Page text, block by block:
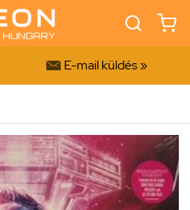
 E-mail küldés »